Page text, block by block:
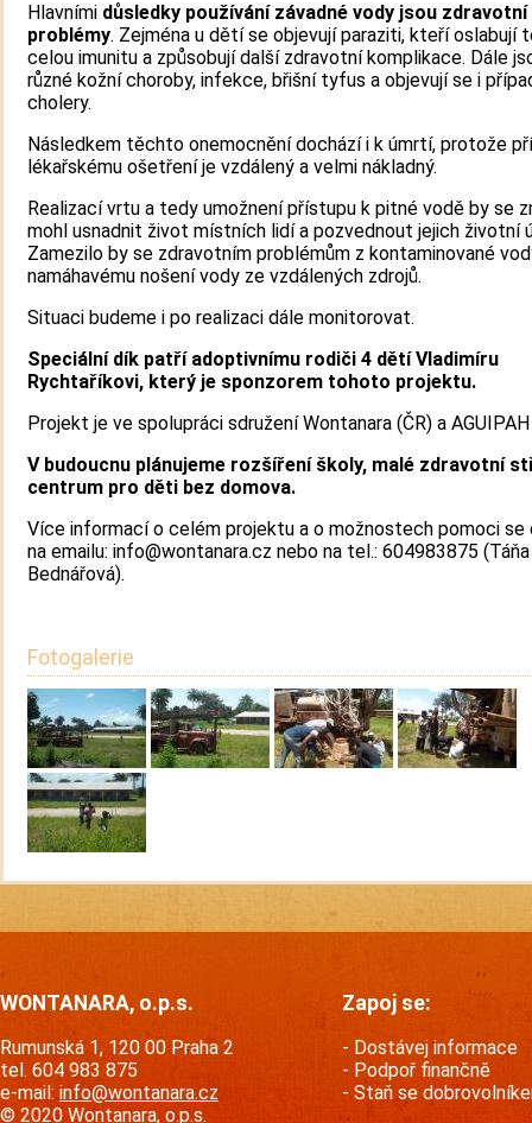
Hlavními důsledky používání závadné vody jsou zdravotní
problémy. Zejména u dětí se objevují paraziti, kteří oslabují
celou imunitu a způsobují další zdravotní komplikace. Dále
různé kožní choroby, infekce, břišní tyfus a objevují se i
cholery.
Následkem těchto onemocnění dochází i k úmrtí, protože
lékařskému ošetření je vzdálený a velmi nákladný.
Realizací vrtu a tedy umožnení přístupu k pitné vodě by se
mohl usnadnit život místních lidí a pozvednout jejich životní
Zamezilo by se zdravotním problémům z kontaminované
namáhavému nošení vody ze vzdálených zdrojů.
Situaci budeme i po realizaci dále monitorovat.
Speciální dík patří adoptivnímu rodiči 4 dětí Vladimíru
Rychtaříkovi, který je sponzorem tohoto projektu.
Projekt je ve spolupráci sdružení Wontanara (ČR) a AGUIPAH
V budoucnu plánujeme rozšíření školy, malé zdravotní
centrum pro děti bez domova.
Více informací o celém projektu a o možnostech pomoci
na emailu: info@wontanara.cz nebo na tel.: 604983875 (Táňa
Bednářová).
Fotogalerie
WONTANARA, o.p.s.
Rumunská 1, 120 00 Praha 2
tel. 604 983 875
e-mail: info@wontanara.cz
© 2020 Wontanara, o.p.s.
Zapoj se:
Dostávej informace
Podpoř finančně
Staň se